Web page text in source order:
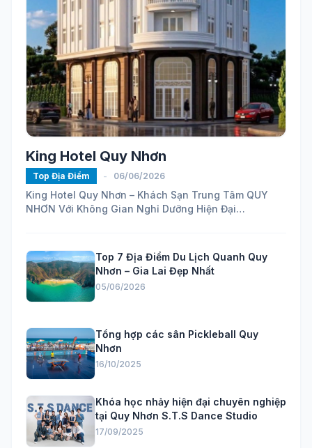
King Hotel Quy Nhơn
Top Địa Điểm - 06/06/2026
King Hotel Quy Nhơn – Khách Sạn Trung Tâm QUY
NHƠN Với Không Gian Nghỉ Dưỡng Hiện Đại
Top 7 Địa Điểm Du Lịch Quanh Quy
Nhơn – Gia Lai Đẹp Nhất
05/06/2026
Tổng hợp các sân Pickleball Quy
Nhơn
16/10/2025
Khóa học nhảy hiện đại chuyên nghiệp
tại Quy Nhơn S.T.S Dance Studio
17/09/2025